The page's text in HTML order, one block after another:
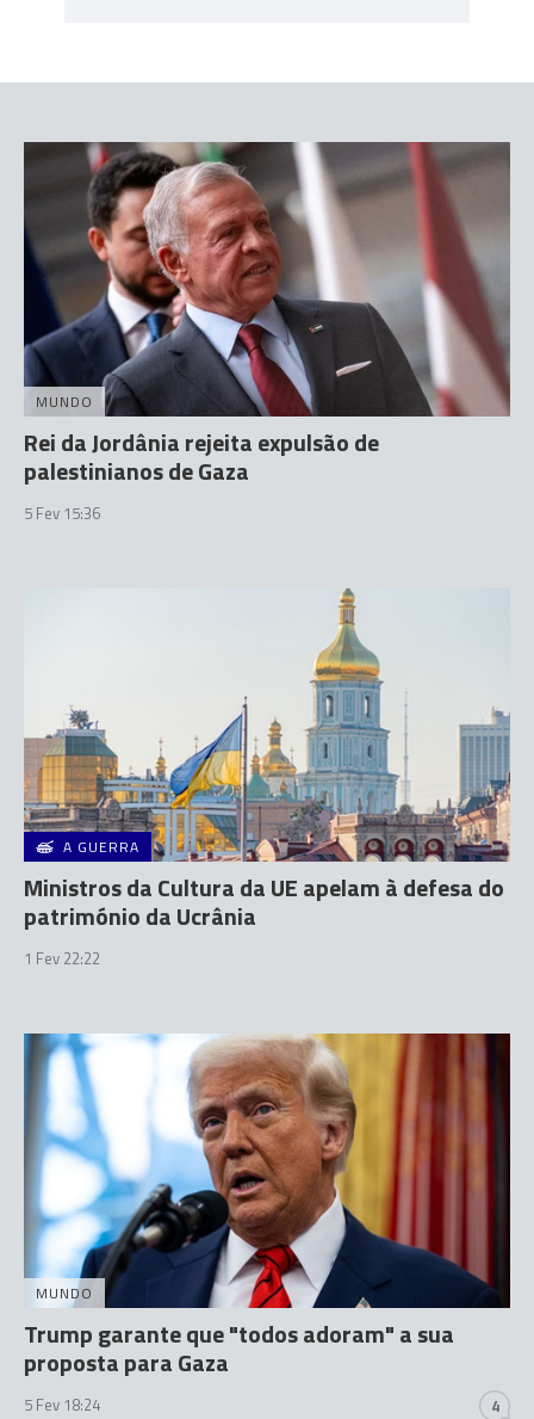
MUNDO
Rei da Jordânia rejeita expulsão de
palestinianos de Gaza
5 Fev 15:36
A GUERRA
Ministros da Cultura da UE apelam à defesa do
património da Ucrânia
1 Fev 22:22
MUNDO
Trump garante que "todos adoram" a sua
proposta para Gaza
5 Fev 18:24 4